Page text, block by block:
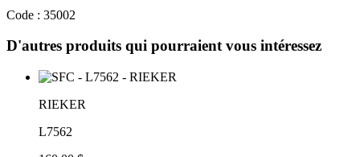
Code : 35002
D'autres produits qui pourraient vous intéressez
RIEKER
L7562